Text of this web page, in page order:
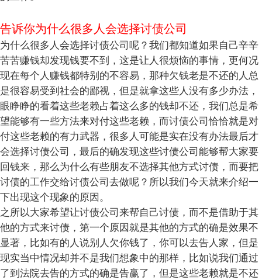
告诉你为什么很多人会选择讨债公司
为什么很多人会选择讨债公司呢？我们都知道如果自己辛辛
苦苦赚钱却发现钱要不到，这是让人很烦恼的事情，更何况
现在每个人赚钱都特别的不容易，那种欠钱老是不还的人总
是很容易受到社会的鄙视，但是就拿这些人没有多少办法，
眼睁睁的看着这些老赖占着这么多的钱却不还，我们总是希
望能够有一些方法来对付这些老赖，而讨债公司恰恰就是对
付这些老赖的有力武器，很多人可能是实在没有办法最后才
会选择讨债公司，最后的确发现这些讨债公司能够帮大家要
回钱来，那么为什么有些朋友不选择其他方式讨债，而要把
讨债的工作交给讨债公司去做呢？所以我们今天就来介绍一
下出现这个现象的原因。
之所以大家希望让讨债公司来帮自己讨债，而不是借助于其
他的方式来讨债，第一个原因就是其他的方式的确是效果不
显著，比如有的人说别人欠你钱了，你可以去告人家，但是
现实当中情况却并不是我们想象中的那样，比如说我们通过
了到法院去告的方式的确是告赢了，但是这些老赖就是不还